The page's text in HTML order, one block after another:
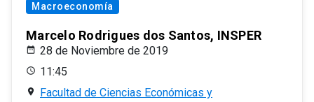
Macroeconomía
Marcelo Rodrigues dos Santos, INSPER
28 de Noviembre de 2019
11:45
Facultad de Ciencias Económicas y